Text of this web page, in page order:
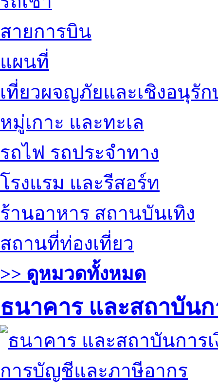
สายการบิน
แผนที่
เที่ยวผจญภัยและเชิงอนุรัก
หมู่เกาะ และทะเล
รถไฟ รถประจำทาง
โรงแรม และรีสอร์ท
ร้านอาหาร สถานบันเทิง
สถานที่ท่องเที่ยว
>> ดูหมวดทั้งหมด
ธนาคาร และสถาบันก
การบัญชีและภาษีอากร